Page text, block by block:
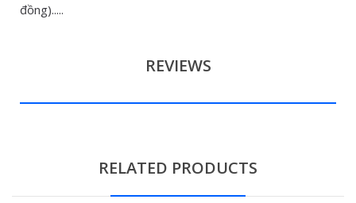
đồng).....
REVIEWS
RELATED PRODUCTS